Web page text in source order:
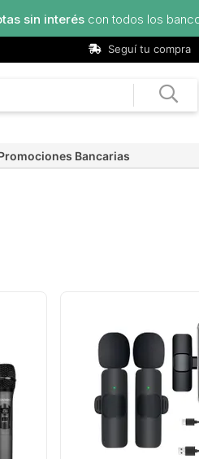
Seguí tu compra
Bancarias